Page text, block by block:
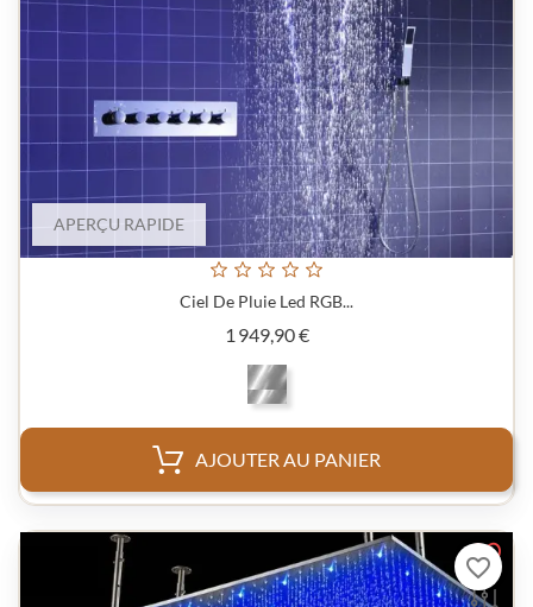
APERÇU RAPIDE
Ciel De Pluie Led RGB...
1 949,90 €Prix
AJOUTER AU PANIER
favorite_border